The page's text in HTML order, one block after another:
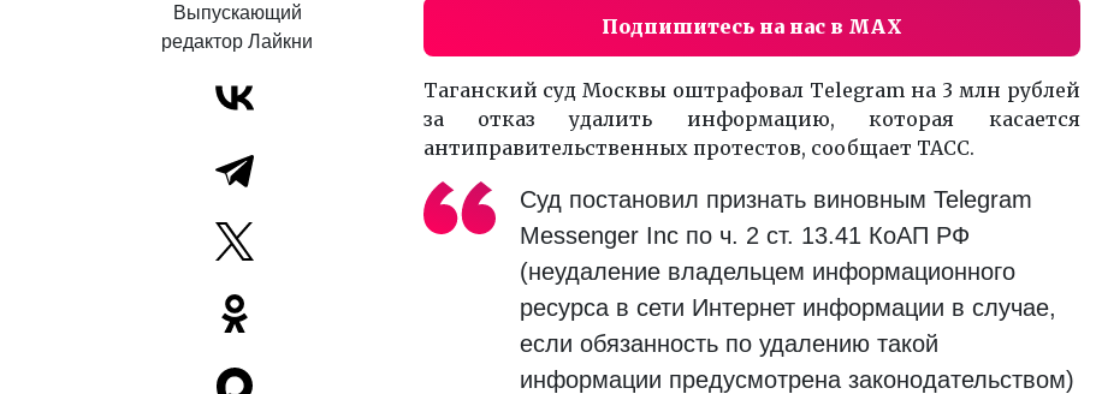
Выпускающий
редактор Лайкни
Подпишитесь на нас в MAX
Таганский суд Москвы оштрафовал Telegram на 3 млн рублей
за отказ удалить информацию, которая касается
антиправительственных протестов, сообщает ТАСС.
Суд постановил признать виновным Telegram
Messenger Inc по ч. 2 ст. 13.41 КоАП РФ
(неудаление владельцем информационного
ресурса в сети Интернет информации в случае,
если обязанность по удалению такой
информации предусмотрена законодательством)